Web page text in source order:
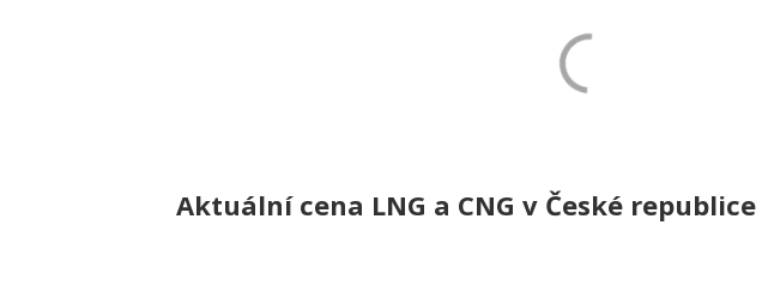
Aktuální cena LNG a CNG v České republice